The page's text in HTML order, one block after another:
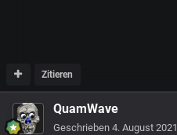
Zitieren
QuamWave
Geschrieben 4. August 2021